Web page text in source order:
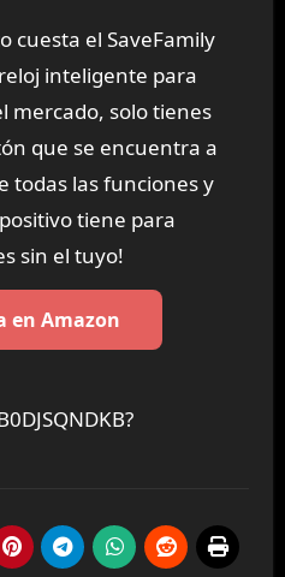
cuesta el SaveFamily
inteligente para
mercado, solo tienes
que se encuentra a
todas las funciones y
tiene para
sin el tuyo!
en Amazon